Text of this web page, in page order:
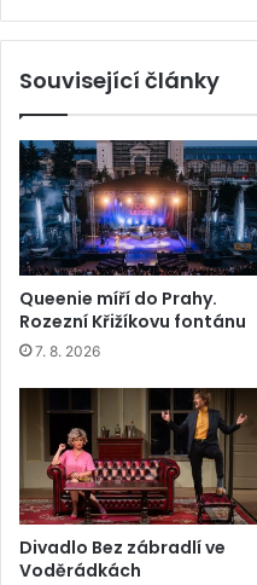
Související články
Queenie míří do Prahy.
Rozezní Křižíkovu fontánu
7. 8. 2026
Divadlo Bez zábradlí ve
Voděrádkách